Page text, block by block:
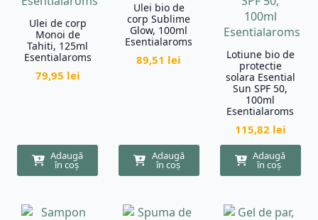
Ulei de corp
Monoi de
Tahiti, 125ml
Esentialaroms
79,95 lei
Adaugă
în coș
Ulei bio de
corp Sublime
Glow, 100ml
Esentialaroms
89,51 lei
Adaugă
în coș
Lotiune bio de
protectie
solara Esential
Sun SPF 50,
100ml
Esentialaroms
115,82 lei
Adaugă
în coș